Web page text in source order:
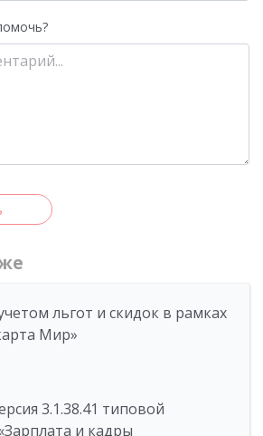
льгот и скидок в рамках
Мир»
3.1.38.41 типовой
и кадры